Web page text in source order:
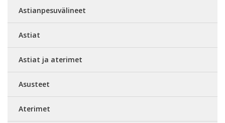
Astianpesuvälineet
Astiat
Astiat ja aterimet
Asusteet
Aterimet